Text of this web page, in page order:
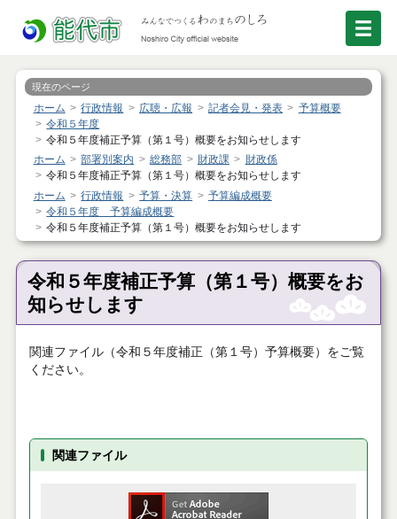
現在のページ
ホーム 行政情報 広聴・広報 記者会見・発表
予算概要
令和５年度
令和５年度補正予算（第１号）概要をお知らせします
ホーム
部署別案内 総務部 財政課
財政係
令和５年度補正予算（第１号）概要をお知らせします
ホーム
行政情報 予算・決算
予算編成概要
令和５年度 予算編成概要
令和５年度補正予算（第１号）概要をお知らせします
令和５年度補正予算（第１号）概要をお
知らせします
関連ファイル（令和５年度補正（第１号）予算概要）をご覧
ください。
関連ファイル